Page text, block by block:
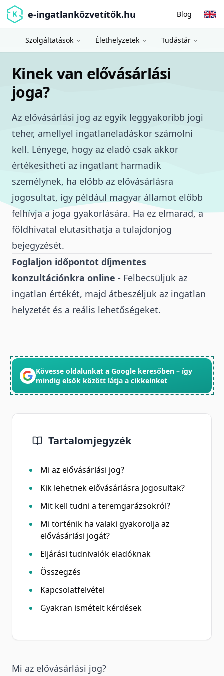
e-ingatlanközvetítők.hu Blog
Szolgáltatások Élethelyzetek Tudástár
Kinek van elővásárlási
joga?
Az elővásárlási jog az egyik leggyakoribb jogi
teher, amellyel ingatlaneladáskor számolni
kell. Lényege, hogy az eladó csak akkor
értékesítheti az ingatlant harmadik
személynek, ha előbb az elővásárlásra
jogosultat, így például magyar államot előbb
felhívja a joga gyakorlására. Ha ez elmarad, a
földhivatal elutasíthatja a tulajdonjog
bejegyzését.
Foglaljon időpontot díjmentes
konzultációnkra online - Felbecsüljük az
ingatlan értékét, majd átbeszéljük az ingatlan
helyzetét és a reális lehetőségeket.
Kövesse oldalunkat a Google keresőben – így
mindig elsők között látja a cikkeinket
Tartalomjegyzék
Mi az elővásárlási jog?
Kik lehetnek elővásárlásra jogosultak?
Mit kell tudni a teremgarázsokról?
Mi történik ha valaki gyakorolja az
elővásárlási jogát?
Eljárási tudnivalók eladóknak
Összegzés
Kapcsolatfelvétel
Gyakran ismételt kérdések
Mi az elővásárlási jog?